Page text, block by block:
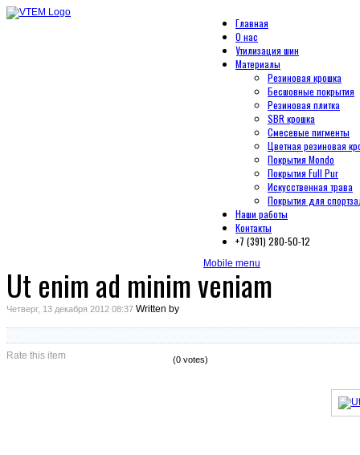
Главная
О нас
Утилизация шин
Материалы
Резиновая крошка
Бесшовные покрытия
Резиновая плитка
SBR крошка
Смесевые пигменты
Цветная резиновая
Покрытия Mondo
Покрытия Full Pur
Искусственная трава
Покрытия для
Наши работы
Контакты
+7 (391) 280-50-12
Mobile menu
Ut enim ad minim veniam
Четверг, 13 декабря 2012 08:37 Written by
Rate this item (0 votes)